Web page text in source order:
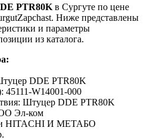
PTR80K в Сургуте по цене
Ниже представлены
и параметры
из каталога.
DDE PTR80K
45111-W14001-000
Штуцер DDE PTR80K
Эл-ком
HITACHI И МЕТАБО